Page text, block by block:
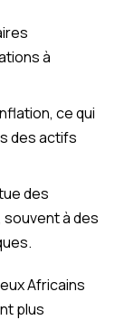
à
ce qui
des actifs
des
à des
Africains
plus